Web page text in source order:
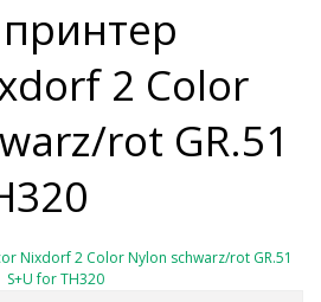
2 Color
rot GR.51